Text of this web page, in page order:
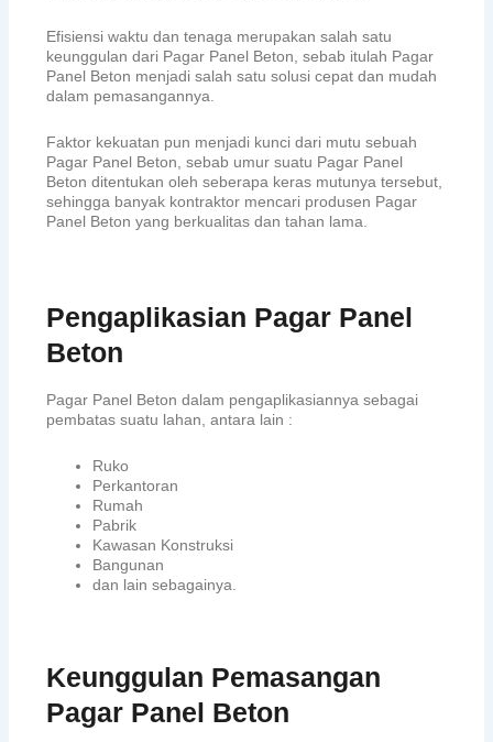
Efisiensi waktu dan tenaga merupakan salah satu
keunggulan dari Pagar Panel Beton, sebab itulah Pagar
Panel Beton menjadi salah satu solusi cepat dan mudah
dalam pemasangannya.
Faktor kekuatan pun menjadi kunci dari mutu sebuah
Pagar Panel Beton, sebab umur suatu Pagar Panel
Beton ditentukan oleh seberapa keras mutunya tersebut,
sehingga banyak kontraktor mencari produsen Pagar
Panel Beton yang berkualitas dan tahan lama.
Pengaplikasian Pagar Panel
Beton
Pagar Panel Beton dalam pengaplikasiannya sebagai
pembatas suatu lahan, antara lain :
Ruko
Perkantoran
Rumah
Pabrik
Kawasan Konstruksi
Bangunan
dan lain sebagainya.
Keunggulan Pemasangan
Pagar Panel Beton